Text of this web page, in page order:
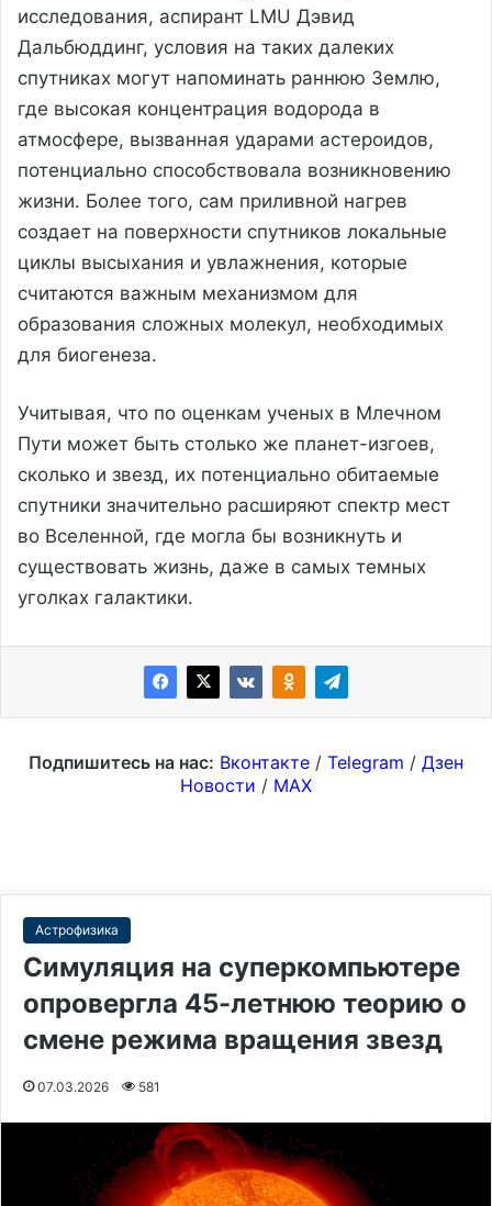
исследования, аспирант LMU Дэвид
Дальбюддинг, условия на таких далеких
спутниках могут напоминать раннюю Землю,
где высокая концентрация водорода в
атмосфере, вызванная ударами астероидов,
потенциально способствовала возникновению
жизни. Более того, сам приливной нагрев
создает на поверхности спутников локальные
циклы высыхания и увлажнения, которые
считаются важным механизмом для
образования сложных молекул, необходимых
для биогенеза.
Учитывая, что по оценкам ученых в Млечном
Пути может быть столько же планет-изгоев,
сколько и звезд, их потенциально обитаемые
спутники значительно расширяют спектр мест
во Вселенной, где могла бы возникнуть и
существовать жизнь, даже в самых темных
уголках галактики.
Подпишитесь на нас: Вконтакте / Telegram / Дзен
Новости / MAX